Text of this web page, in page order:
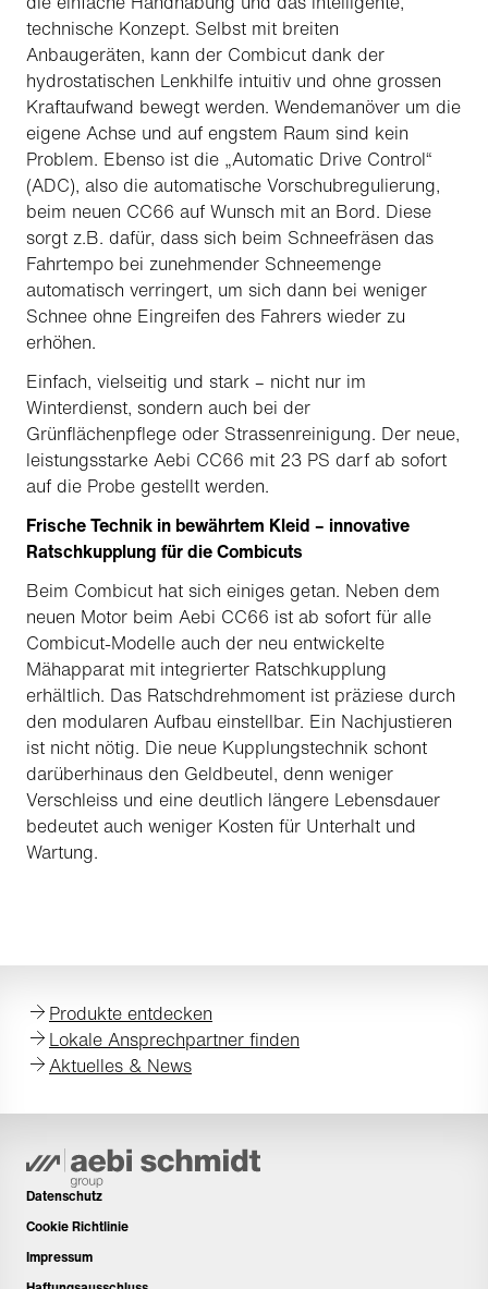
technische Konzept. Selbst mit breiten
Anbaugeräten, kann der Combicut dank der
hydrostatischen Lenkhilfe intuitiv und ohne grossen
Kraftaufwand bewegt werden. Wendemanöver um die
eigene Achse und auf engstem Raum sind kein
Problem. Ebenso ist die „Automatic Drive Control“
(ADC), also die automatische Vorschubregulierung,
beim neuen CC66 auf Wunsch mit an Bord. Diese
sorgt z.B. dafür, dass sich beim Schneefräsen das
Fahrtempo bei zunehmender Schneemenge
automatisch verringert, um sich dann bei weniger
Schnee ohne Eingreifen des Fahrers wieder zu
erhöhen.
Einfach, vielseitig und stark – nicht nur im
Winterdienst, sondern auch bei der
Grünflächenpflege oder Strassenreinigung. Der neue,
leistungsstarke Aebi CC66 mit 23 PS darf ab sofort
auf die Probe gestellt werden.
Frische Technik in bewährtem Kleid – innovative
Ratschkupplung für die Combicuts
Beim Combicut hat sich einiges getan. Neben dem
neuen Motor beim Aebi CC66 ist ab sofort für alle
Combicut-Modelle auch der neu entwickelte
Mähapparat mit integrierter Ratschkupplung
erhältlich. Das Ratschdrehmoment ist präziese durch
den modularen Aufbau einstellbar. Ein Nachjustieren
ist nicht nötig. Die neue Kupplungstechnik schont
darüberhinaus den Geldbeutel, denn weniger
Verschleiss und eine deutlich längere Lebensdauer
bedeutet auch weniger Kosten für Unterhalt und
Wartung.
Produkte entdecken
Lokale Ansprechpartner finden
Aktuelles & News
Datenschutz
Cookie Richtlinie
Impressum